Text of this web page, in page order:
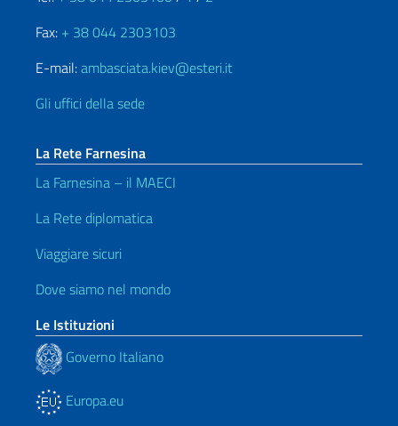
Fax: + 38 044 2303103
E-mail:ambasciata.kiev@esteri.it
Gli uffici della sede
La Rete Farnesina
La Farnesina – il MAECI
La Rete diplomatica
Viaggiare sicuri
Dove siamo nel mondo
Le Istituzioni
Governo Italiano
Europa.eu